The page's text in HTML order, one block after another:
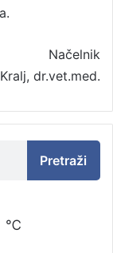
Načelnik
dr.vet.med.
Pretraži
℃